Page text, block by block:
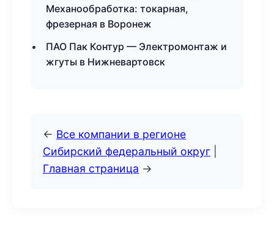
Механообработка: токарная,
фрезерная в Воронеж
ПАО Пак Контур — Электромонтаж и
жгуты в Нижневартовск
← Все компании в регионе
Сибирский федеральный округ
Главная страница →